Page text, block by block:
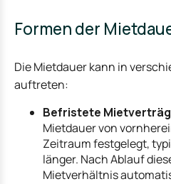
Formen der
Die Mietdauer kann in
auftreten:
Befristete
Mietdauer von
Zeitraum festgelegt,
länger. Nach Ablauf
Mietverhältnis